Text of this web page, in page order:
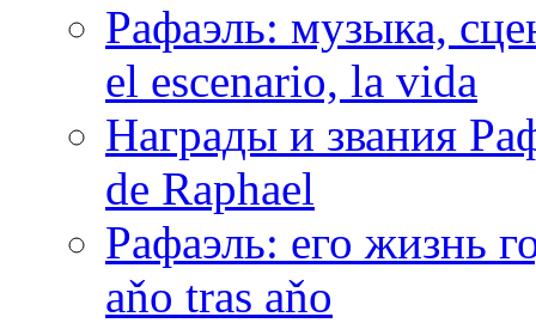
Рафаэль: музыка,
el escenario, la vida
Награды и звания
de Raphael
Рафаэль: его жизнь
aňo tras aňo